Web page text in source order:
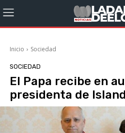
Inicio Sociedad
SOCIEDAD
El Papa recibe en
presidenta de